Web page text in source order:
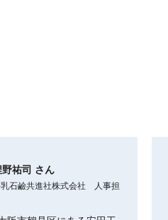
祐司 さん
石鹼共進社株式会社 人事担